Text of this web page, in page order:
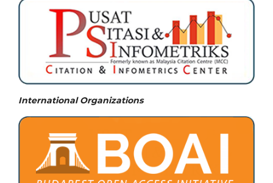
International Organizations